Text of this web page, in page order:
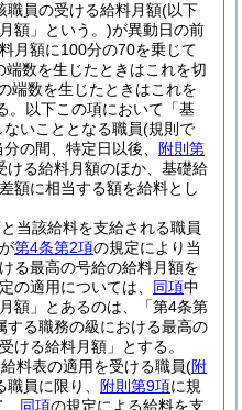
職員の受ける給料月額(以下
額」という。)が異動日の前
月額に100分の70を乗じて
数を生じたときはこれを切
端数を生じたときはこれを
。以下この項において「基
ないこととなる職員(規則で
の間、特定日以後、
附則第
ける給料月額のほか、基礎給
額に相当する額を給料とし
当該給料を支給される職員
第4条第2項の規定により当
る最高の号給の給料月額を
の適用については、 同項中
額」とあるのは、「第4条第
する職務の級における最高の
ける給料月額」とする。
料表の適用を受ける職員(附
員に限り、 附則第9項に規
同項の規定による給料を支